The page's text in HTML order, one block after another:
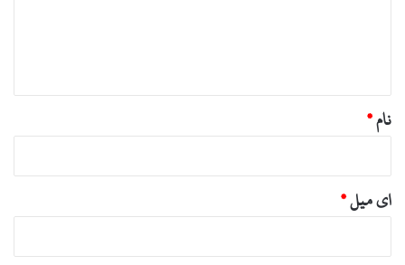
نام*
ای میل*